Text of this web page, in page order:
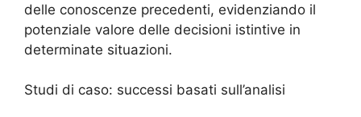
delle conoscenze precedenti, evidenziando il
potenziale valore delle decisioni istintive in
determinate situazioni.
Studi di caso: successi basati sull’analisi